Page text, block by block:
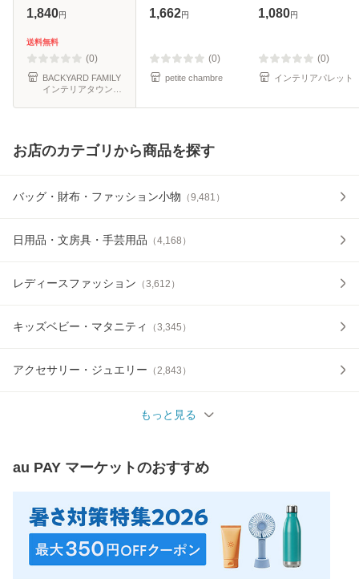
本製 バター容器 バ
付き ナイフ付き カ
ット 5g skater
BTG1N
1,840円
送料無料
(0)
BACKYARD FAMILY
インテリアタウン
店
ーケース 200g用
BTG2DXNN-A
1,662円
(0)
petite chambre
バター容器 バター
チン 収納 バター
保存 ケ
1,080円
(0)
インテリアパレット
お店のカテゴリから商品を探す
バッグ・財布・ファッション小物 （9,481 ）
日用品・文房具・手芸用品 （4,168 ）
レディースファッション （3,612 ）
キッズベビー・マタニティ （3,345 ）
アクセサリー・ジュエリー （2,843 ）
もっと見る
au PAY マーケットのおすすめ